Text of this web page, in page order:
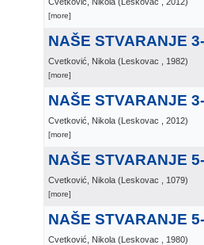
[more]
NAŠE STVARANJE
Cvetković, Nikola (Leskovac , 1982)
[more]
NAŠE STVARANJE
Cvetković, Nikola (Leskovac , 2012)
[more]
NAŠE STVARANJE
Cvetković, Nikola (Leskovac , 1079)
[more]
NAŠE STVARANJE
Cvetković, Nikola (Leskovac , 1980)